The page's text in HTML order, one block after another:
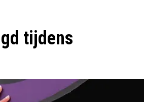
tijdens